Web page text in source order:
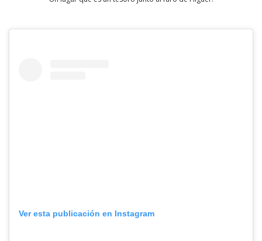
Ver esta publicación en Instagram